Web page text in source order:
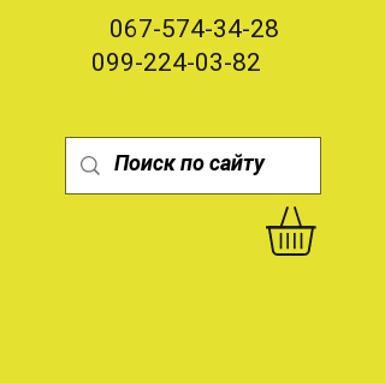
067-574-34-28
099-224-03-82